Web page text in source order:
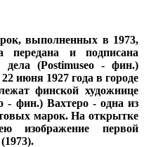
выполненных в 1973,
и подписана
дела (Postimuseo - фин.)
июня 1927 года в городе
финской художнице
- фин.) Вахтеро - одна из
марок. На открытке
изображение первой